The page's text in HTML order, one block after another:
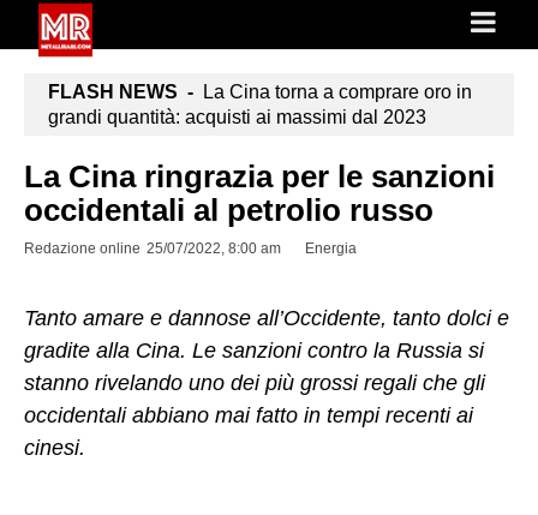
FLASH NEWS - La Cina torna a comprare oro in
grandi quantità: acquisti ai massimi dal 2023
La Cina ringrazia per le sanzioni
occidentali al petrolio russo
Redazione online 25/07/2022, 8:00 am Energia
Tanto amare e dannose all’Occidente, tanto dolci e
gradite alla Cina. Le sanzioni contro la Russia si
stanno rivelando uno dei più grossi regali che gli
occidentali abbiano mai fatto in tempi recenti ai
cinesi.